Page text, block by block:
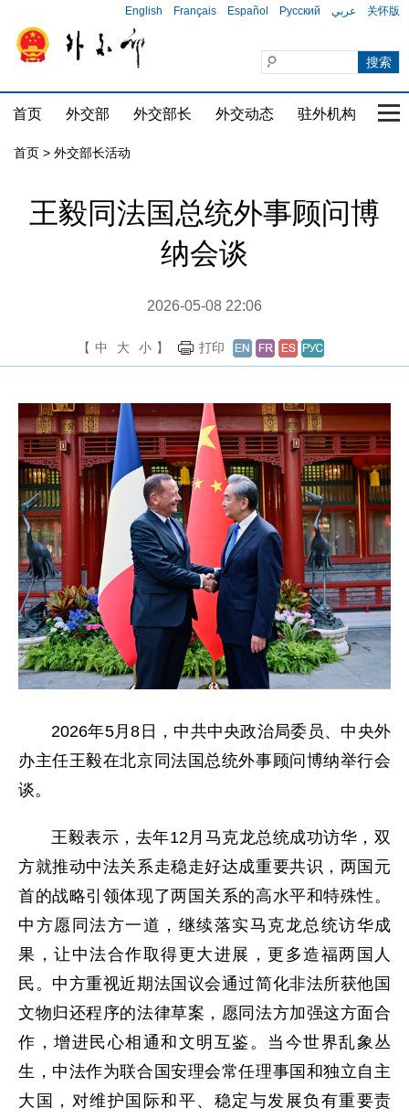
English Français Español Русский عربي 关怀版
首页 外交部 外交部长 外交动态 驻外机构 国
首页 > 外交部长活动
王毅同法国总统外事顾问博
纳会谈
2026-05-08 22:06
【 中 大 小 】 打印
2026年5月8日，中共中央政治局委员、中央外
办主任王毅在北京同法国总统外事顾问博纳举行会
谈。
王毅表示，去年12月马克龙总统成功访华，双
方就推动中法关系走稳走好达成重要共识，两国元
首的战略引领体现了两国关系的高水平和特殊性。
中方愿同法方一道，继续落实马克龙总统访华成
果，让中法合作取得更大进展，更多造福两国人
民。中方重视近期法国议会通过简化非法所获他国
文物归还程序的法律草案，愿同法方加强这方面合
作，增进民心相通和文明互鉴。当今世界乱象丛
生，中法作为联合国安理会常任理事国和独立自主
大国，对维护国际和平、稳定与发展负有重要责